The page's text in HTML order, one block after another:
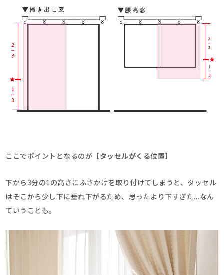
ここでポイントとなるのが 【タッセルがくる位置】
下から3分の1の高さにふさかけを取り付けてしまうと、タッセル
はそこから少し下に垂れ下がるため、思ったより下すぎた…なん
ていうことも。